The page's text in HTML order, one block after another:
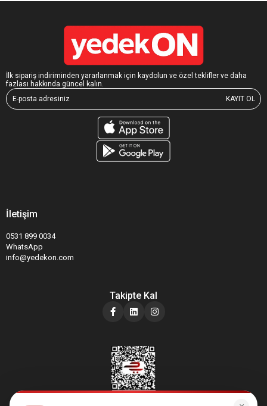
İlk sipariş indiriminden yararlanmak için kaydolun ve özel teklifler ve daha
fazlası hakkında güncel kalın.
KAYIT OL
İletişim
0531 899 0034
WhatsApp
info@yedekon.com
Takipte Kal